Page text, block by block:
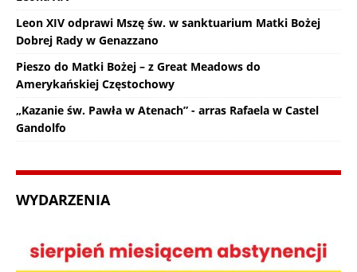
Leon XIV odprawi Mszę św. w sanktuarium Matki Bożej
Dobrej Rady w Genazzano
Pieszo do Matki Bożej – z Great Meadows do
Amerykańskiej Częstochowy
„Kazanie św. Pawła w Atenach” - arras Rafaela w Castel
Gandolfo
WYDARZENIA